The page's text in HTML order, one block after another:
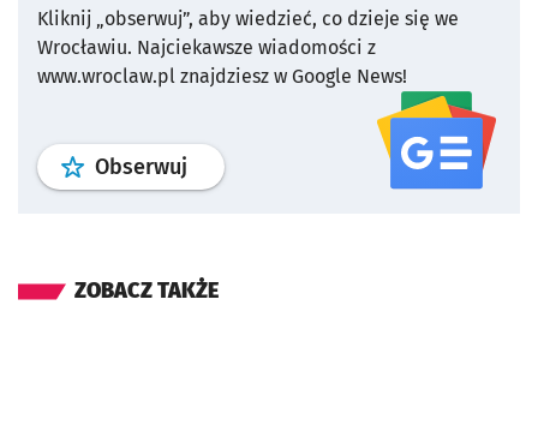
Kliknij „obserwuj”, aby wiedzieć, co dzieje się we
Wrocławiu. Najciekawsze wiadomości z
www.wroclaw.pl znajdziesz w Google News!
Obserwuj profil serwisu
ZOBACZ TAKŻE